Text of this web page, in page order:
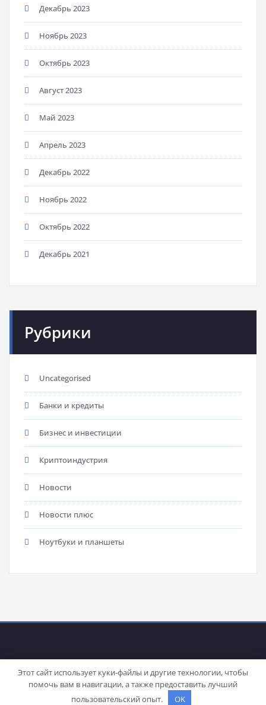
Декабрь 2023
Ноябрь 2023
Октябрь 2023
Август 2023
Май 2023
Апрель 2023
Декабрь 2022
Ноябрь 2022
Октябрь 2022
Декабрь 2021
Рубрики
Uncategorised
Банки и кредиты
Бизнес и инвестиции
Криптоиндустрия
Новости
Новости плюс
Ноутбуки и планшеты
WordPress | Theme: Stacyby SpiceThemes
Этот сайт использует куки-файлы и другие технологии, чтобы
помочь вам в навигации, а также предоставить лучший
пользовательский опыт.
OK